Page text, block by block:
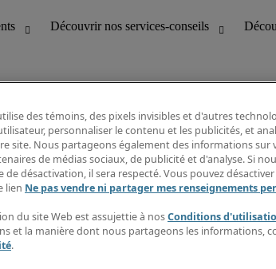
à la clientèle
Découvrir les
Répertoire d’emplois
Guide salarial
Rapports de temps
Contactez-nous
des témoins, des pixels invisibles et d'autres
personnaliser le contenu et les publicités, et
site. Nous partageons également des informations
de médias sociaux, de publicité et d'analyse. Si
de désactivation, il sera respecté. Vous pouvez
lien Ne pas vendre ni partager mes renseignements
du site Web est assujettie à nosConditions
et la manière dont nous partageons les informations,
.